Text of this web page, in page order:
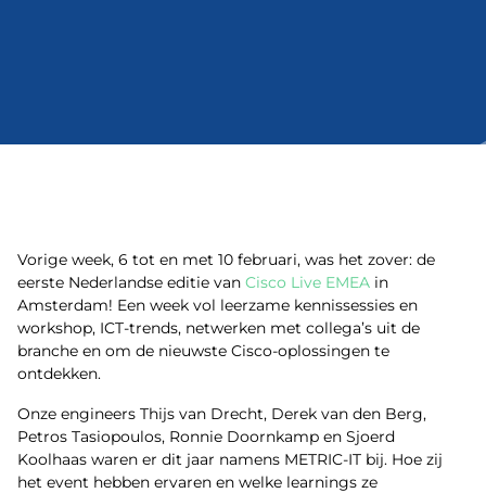
Vorige week, 6 tot en met 10 februari, was het zover: de
eerste Nederlandse editie van Cisco Live EMEA in
Amsterdam! Een week vol leerzame kennissessies en
workshop, ICT-trends, netwerken met collega’s uit de
branche en om de nieuwste Cisco-oplossingen te
ontdekken.
Onze engineers Thijs van Drecht, Derek van den Berg,
Petros Tasiopoulos, Ronnie Doornkamp en Sjoerd
Koolhaas waren er dit jaar namens METRIC-IT bij. Hoe zij
het event hebben ervaren en welke learnings ze